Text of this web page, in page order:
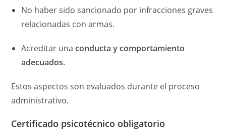
No haber sido sancionado por infracciones graves
relacionadas con armas.
Acreditar unaconducta y comportamiento
adecuados.
Estos aspectos son evaluados durante el proceso
administrativo.
Certificado psicotécnico obligatorio